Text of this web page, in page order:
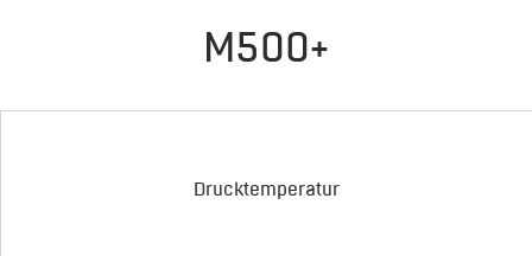
M500+
Drucktemperatur